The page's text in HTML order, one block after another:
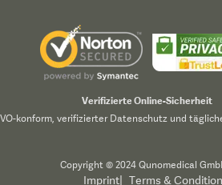
Verifizierte Online-Sicherheit
konform, verifizierter Datenschutz und
Copyright © 2024 Qunomedical
Imprint Terms &